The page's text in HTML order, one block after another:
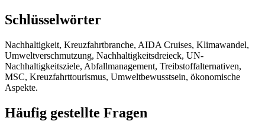
Schlüsselwörter
Nachhaltigkeit, Kreuzfahrtbranche, AIDA Cruises, Klimawandel,
Umweltverschmutzung, Nachhaltigkeitsdreieck, UN-
Nachhaltigkeitsziele, Abfallmanagement, Treibstoffalternativen,
MSC, Kreuzfahrttourismus, Umweltbewusstsein, ökonomische
Aspekte.
Häufig gestellte Fragen